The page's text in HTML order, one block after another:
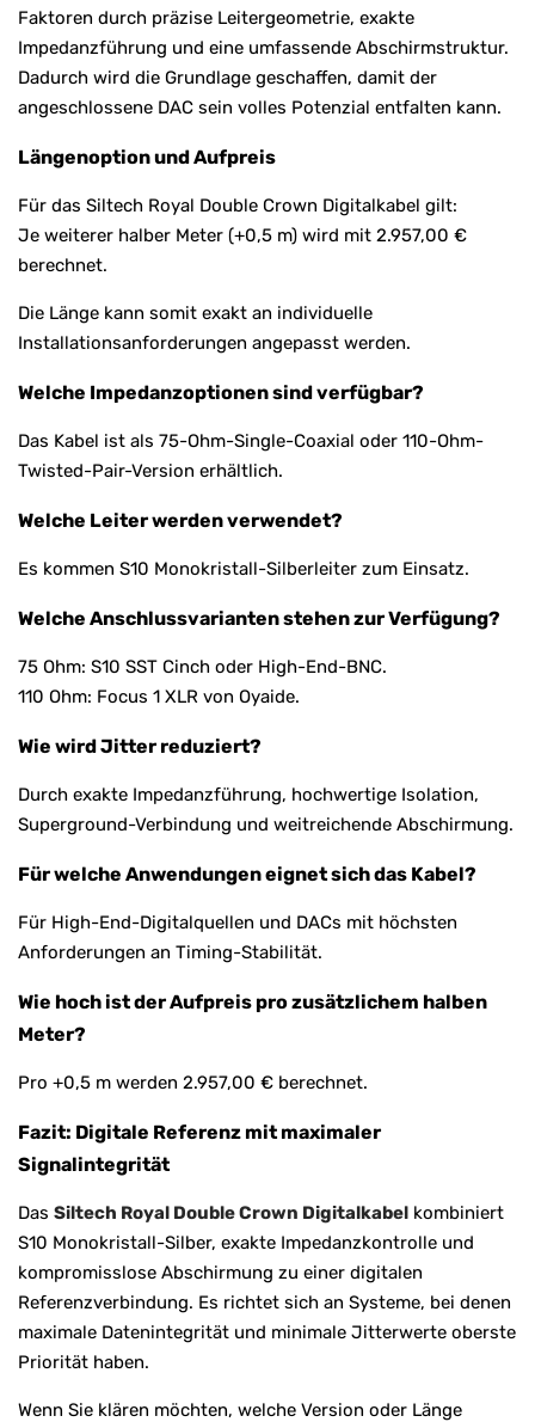
Faktoren durch präzise Leitergeometrie, exakte
Impedanzführung und eine umfassende Abschirmstruktur.
Dadurch wird die Grundlage geschaffen, damit der
angeschlossene DAC sein volles Potenzial entfalten kann.
Längenoption und Aufpreis
Für das Siltech Royal Double Crown Digitalkabel gilt:
Je weiterer halber Meter (+0,5 m) wird mit 2.957,00 €
berechnet.
Die Länge kann somit exakt an individuelle
Installationsanforderungen angepasst werden.
Welche Impedanzoptionen sind verfügbar?
Das Kabel ist als 75-Ohm-Single-Coaxial oder 110-Ohm-
Twisted-Pair-Version erhältlich.
Welche Leiter werden verwendet?
Es kommen S10 Monokristall-Silberleiter zum Einsatz.
Welche Anschlussvarianten stehen zur Verfügung?
75 Ohm: S10 SST Cinch oder High-End-BNC.
110 Ohm: Focus 1 XLR von Oyaide.
Wie wird Jitter reduziert?
Durch exakte Impedanzführung, hochwertige Isolation,
Superground-Verbindung und weitreichende Abschirmung.
Für welche Anwendungen eignet sich das Kabel?
Für High-End-Digitalquellen und DACs mit höchsten
Anforderungen an Timing-Stabilität.
Wie hoch ist der Aufpreis pro zusätzlichem halben
Meter?
Pro +0,5 m werden 2.957,00 € berechnet.
Fazit: Digitale Referenz mit maximaler
Signalintegrität
Das Siltech Royal Double Crown Digitalkabel kombiniert
S10 Monokristall-Silber, exakte Impedanzkontrolle und
kompromisslose Abschirmung zu einer digitalen
Referenzverbindung. Es richtet sich an Systeme, bei denen
maximale Datenintegrität und minimale Jitterwerte oberste
Priorität haben.
Wenn Sie klären möchten, welche Version oder Länge